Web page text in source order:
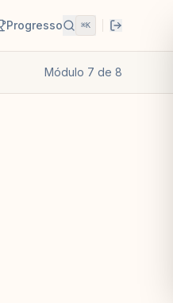
Progresso ⌘K
Módulo 7 de 8